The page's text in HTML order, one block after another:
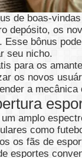
de boas-
depósito, os
bônus
seu nicho.
para os
os novos
a
amplo
como
os fãs de
esportes